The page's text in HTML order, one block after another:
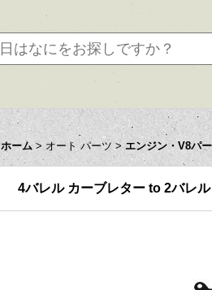
ホーム > オート パーツ > エンジン・V8パ
4バレル カーブレター to 2バレ